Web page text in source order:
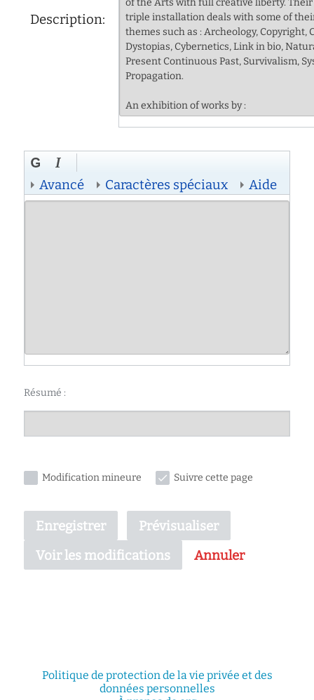
Description:
Avancé Caractères spéciaux Aide
Résumé :
Modification mineure Suivre cette page
Enregistrer
Prévisualiser
Voir les modifications
Annuler
Politique de protection de la vie privée et des
données personnelles